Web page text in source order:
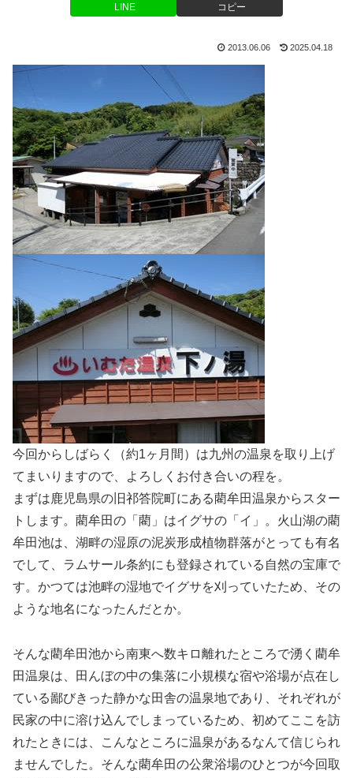
LINE コピー
2013.06.06 2025.04.18
今回からしばらく（約1ヶ月間）は九州の温泉を取り上げ
てまいりますので、よろしくお付き合いの程を。
まずは鹿児島県の旧祁答院町にある藺牟田温泉からスター
トします。藺牟田の「藺」はイグサの「イ」。火山湖の藺
牟田池は、湖畔の湿原の泥炭形成植物群落がとっても有名
でして、ラムサール条約にも登録されている自然の宝庫で
す。かつては池畔の湿地でイグサを刈っていたため、その
ような地名になったんだとか。
そんな藺牟田池から南東へ数キロ離れたところで湧く藺牟
田温泉は、田んぼの中の集落に小規模な宿や浴場が点在し
ている鄙びきった静かな田舎の温泉地であり、それぞれが
民家の中に溶け込んでしまっているため、初めてここを訪
れたときには、こんなところに温泉があるなんて信じられ
ませんでした。そんな藺牟田の公衆浴場のひとつが今回取